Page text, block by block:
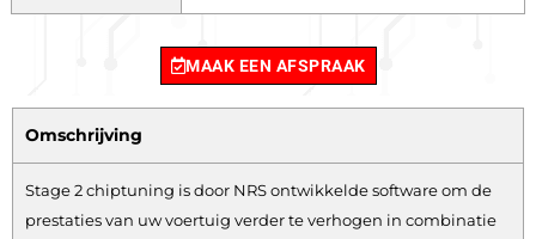
MAAK EEN AFSPRAAK
Omschrijving
Stage 2 chiptuning is door NRS ontwikkelde software om de
prestaties van uw voertuig verder te verhogen in combinatie